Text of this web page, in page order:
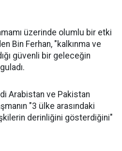
üzerinde olumlu bir etki
Bin Ferhan, "kalkınma ve
güvenli bir geleceğin
Arabistan ve Pakistan
"3 ülke arasındaki
derinliğini gösterdiğini"